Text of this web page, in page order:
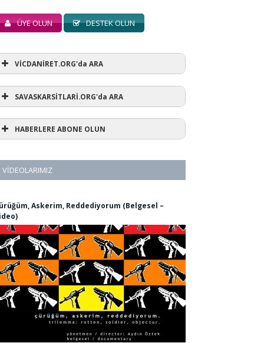
ÜYE OLUN DESTEK OLUN
VİCDANİRET.ORG'da ARA
SAVASKARSİTLARİ.ORG'da ARA
HABERLERE ABONE OLUN
VIDEOLARIMIZ
Askerim, Reddediyorum (Belgesel –